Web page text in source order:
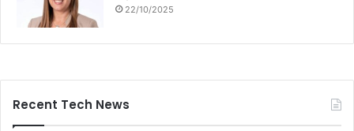
22/10/2025
Recent Tech News